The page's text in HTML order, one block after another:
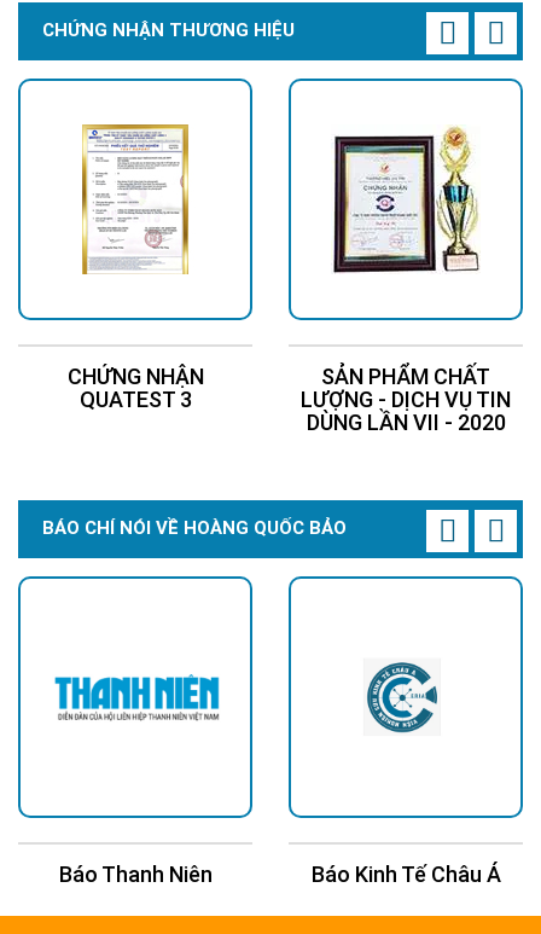
giúp giảm tổn hao công suất phản kháng, điều này đặc biệt
quan trọng nếu nhà máy của bạn có kiểm soát hệ số công
Góc chiếu 90
Góc 90° tập trung ánh sáng xuống khu vực làm việc, hạn chế
thất thoát ngang. Nếu bạn lắp ở trần 5–7m, đây là góc tối ưu.
Trong trường hợp của bạn nếu trần thấp 4m, bạn nên cân nhắc
giảm công suất hoặc tăng khoảng cách giữa các đèn để tránh
quá chói.
Cấp bảo vệ IP65
Số 5: Chống tia nước áp lực thấp từ mọi hướng.
giúp bảo vệ mạch điện và chip LED khỏi oxy hóa. Tuy nhiên, nếu
bạn lắp ngoài trời mưa trực tiếp dài ngày, bạn có thể tham
CHỨNG NHẬN THƯƠNG HIỆU
CHỨNG NHẬN
QUATEST 3
SẢN PHẨM CHẤT
LƯỢNG - DỊCH VỤ TIN
DÙNG LẦN VII - 2020
BÁO CHÍ NÓI VỀ HOÀNG QUỐC BẢO
Báo Thanh Niên Báo Kinh Tế Châu Á